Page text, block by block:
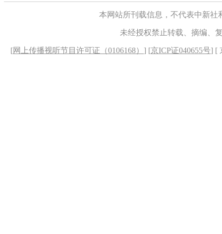
本网站所刊载信息，不代表中新
未经授权禁止转载、摘编、
[网上传播视听节目许可证（0106168） ] [京ICP证040655号] [